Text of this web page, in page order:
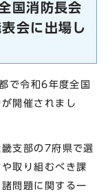
国消防長会
会に出場し
で令和6年度全国
開催されまし
支部の7府県で選
取り組むべき課
問題に関する一